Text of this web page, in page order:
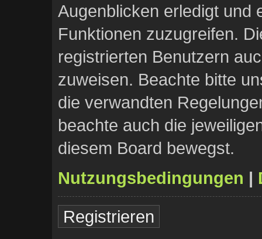
Augenblicken erledigt und
Funktionen zuzugreifen.
registrierten Benutzern
zuweisen. Beachte bitte
die verwandten
beachte auch die
diesem Board bewegst.
Nutzungsbedingungen |
Registrieren